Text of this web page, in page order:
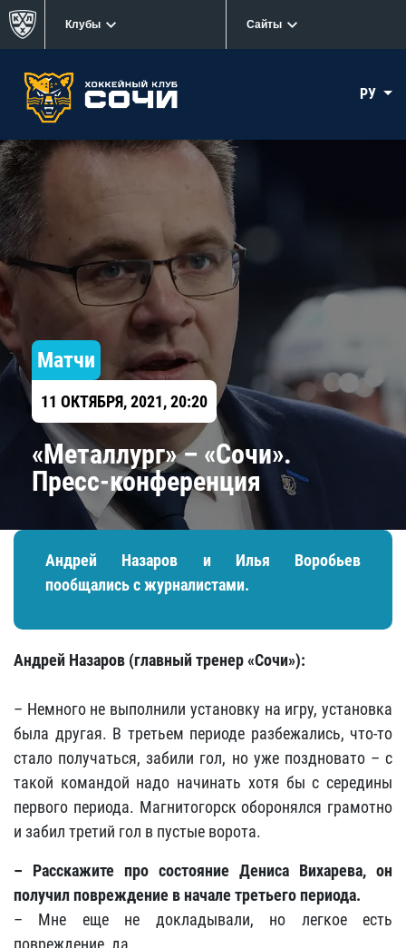
Клубы Сайты
РУ
Матчи
11 ОКТЯБРЯ, 2021, 20:20
«Металлург» – «Сочи».
Пресс-конференция
Андрей Назаров и Илья Воробьев
пообщались с журналистами.
Андрей Назаров (главный тренер «Сочи»):
– Немного не выполнили установку на игру, установка
была другая. В третьем периоде разбежались, что-то
стало получаться, забили гол, но уже поздновато – с
такой командой надо начинать хотя бы с середины
первого периода. Магнитогорск оборонялся грамотно
и забил третий гол в пустые ворота.
– Расскажите про состояние Дениса Вихарева, он
получил повреждение в начале третьего периода.
– Мне еще не докладывали, но легкое есть
повреждение, да.